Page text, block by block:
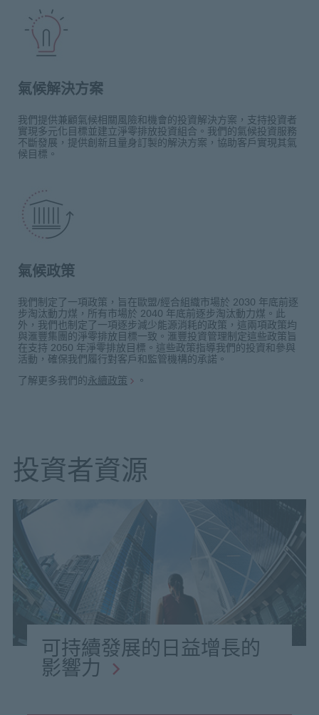
氣候解決方案
我們提供兼顧氣候相關風險和機會的投資解決方案，支持投資者
實現多元化目標並建立淨零排放投資組合。我們的氣候投資服務
不斷發展，提供創新且量身訂製的解決方案，協助客戶實現其氣
候目標。
氣候政策
我們制定了一項政策，旨在歐盟/經合組織市場於 2030 年底前逐
步淘汰動力煤，所有市場於 2040 年底前逐步淘汰動力煤。此
外，我們也制定了一項逐步減少能源消耗的政策，這兩項政策均
與滙豐集團的淨零排放目標一致。滙豐投資管理制定這些政策旨
在支持 2050 年淨零排放目標。這些政策指導我們的投資和參與
活動，確保我們履行對客戶和監管機構的承諾。
了解更多我們的永續政策 。
投資者資源
可持續發展的日益增長的
影響力